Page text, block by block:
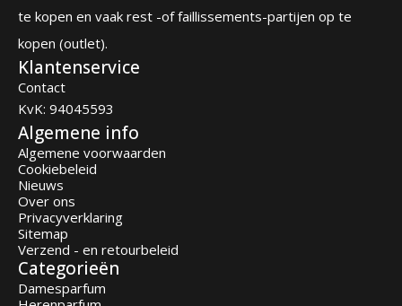
te kopen en vaak rest -of faillissements-partijen op te
kopen (outlet).
Klantenservice
Contact
KvK: 94045593
Algemene info
Algemene voorwaarden
Cookiebeleid
Nieuws
Over ons
Privacyverklaring
Sitemap
Verzend - en retourbeleid
Categorieën
Damesparfum